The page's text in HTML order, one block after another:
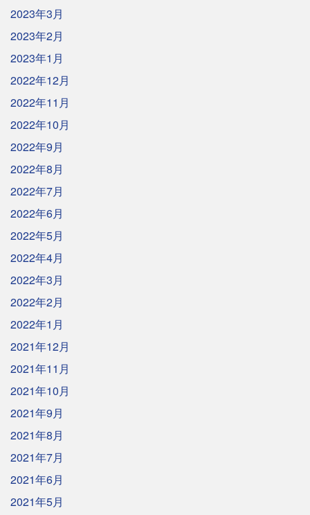
2023年3月
2023年2月
2023年1月
2022年12月
2022年11月
2022年10月
2022年9月
2022年8月
2022年7月
2022年6月
2022年5月
2022年4月
2022年3月
2022年2月
2022年1月
2021年12月
2021年11月
2021年10月
2021年9月
2021年8月
2021年7月
2021年6月
2021年5月